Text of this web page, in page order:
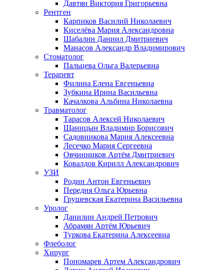
Давтян Виктория Григорьевна
Рентген
Карпиков Василий Николаевич
Киселёва Мария Александровна
Шабалин Даниил Дмитриевич
Манасов Александр Владимирович
Стоматолог
Пальцева Ольга Валерьевна
Терапевт
Филина Елена Евгеньевна
Зубкина Ирина Васильевна
Качалкова Альбина Николаевна
Травматолог
Тарасов Алексей Николаевич
Щаницын Владимир Борисович
Садовникова Мария Алексеевна
Лесечко Мария Сергеевна
Овчинников Артём Дмитриевич
Ковалдов Кирилл Александрович
УЗИ
Родин Антон Евгеньевич
Передня Ольга Юрьевна
Грушевская Екатерина Васильевна
Уролог
Данилин Андрей Петрович
Абрамян Артём Юрьевич
Туркова Екатерина Алексеевна
Флеболог
Хирург
Пономарев Артем Александрович